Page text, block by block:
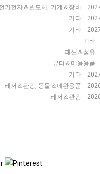
기전자＆반도체, 기계＆장비
기타
기타
기타
패션＆섬유
뷰티＆미용용
기타
레저＆관광, 동물＆애완용품
레저＆관광